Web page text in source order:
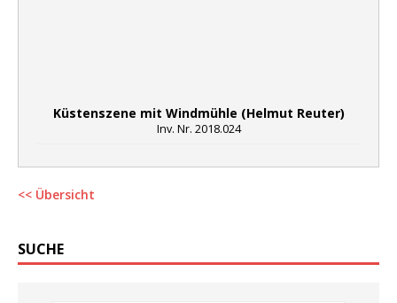
Küstenszene mit Windmühle (Helmut Reuter)
Inv. Nr. 2018.024
<< Übersicht
SUCHE